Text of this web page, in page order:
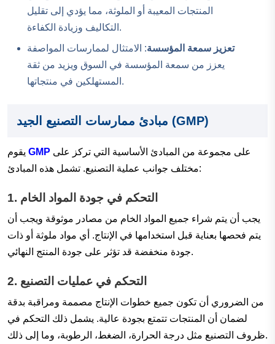
المنتجات المعيبة أو الملوثة، مما يؤدي إلى تقليل
التكاليف وزيادة الكفاءة.
تعزيز سمعة المؤسسة: الامتثال لممارسات المواصفة
يعزز من سمعة المؤسسة في السوق ويزيد من ثقة
المستهلكين في منتجاتها.
مبادئ ممارسات التصنيع الجيد (GMP)
GMP
مختلف جوانب عملية التصنيع. تشمل هذه المبادئ:
1. التحكم في جودة المواد الخام
يجب أن يتم شراء جميع المواد الخام من مصادر موثوقة ويجب أن
يتم فحصها بعناية قبل استخدامها في الإنتاج. أي مواد ملوثة أو ذات
جودة منخفضة قد تؤثر على جودة المنتج النهائي.
2. التحكم في عمليات التصنيع
من الضروري أن تكون جميع خطوات الإنتاج مصممة ومراقبة بدقة
لضمان أن المنتجات تتمتع بجودة عالية. يشمل ذلك التحكم في
ظروف التصنيع مثل درجة الحرارة، الضغط، الرطوبة، وما إلى ذلك.